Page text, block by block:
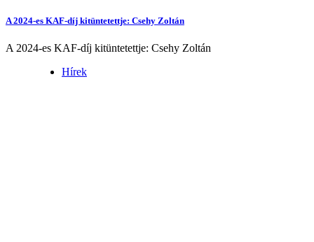
A 2024-es KAF-díj kitüntetettje: Csehy Zoltán
A 2024-es KAF-díj kitüntetettje: Csehy Zoltán
Hírek